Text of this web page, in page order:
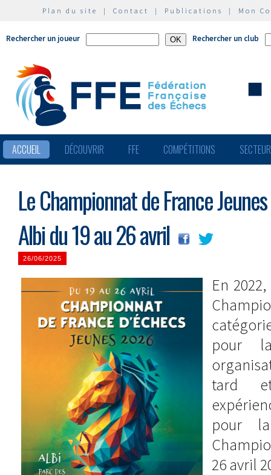
Plan du site | Contact | Publications | Mon
Rechercher un joueur Rechercher un club
ACCUEIL DÉCOUVRIR FFE COMPÉTITIONS
Le Championnat de France
Albi du 19 au 26 avril
26/06/2025
En
pour
tard
pour
26 avril